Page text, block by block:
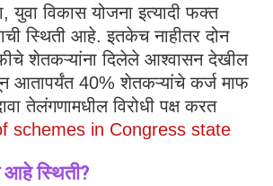
युवा विकास योजना इत्यादी फक्त
स्थिती आहे. इतकेच नाहीतर दोन
शेतकऱ्यांना दिलेले आश्वासन देखील
आतापर्यंत 40% शेतकऱ्यांचे कर्ज माफ
तेलंगणामधील विरोधी पक्ष करत
schemes in Congress state
आहे स्थिती?